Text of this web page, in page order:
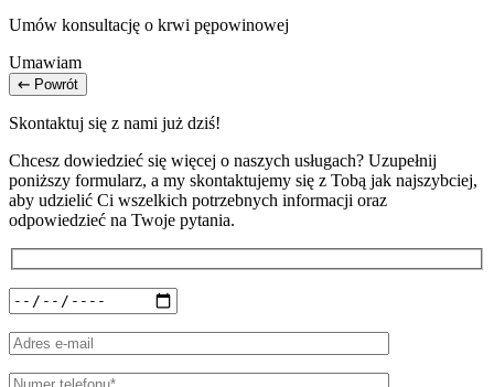
Umów konsultację o krwi pępowinowej
Umawiam
Powrót
Skontaktuj się z nami już dziś!
Chcesz dowiedzieć się więcej o naszych usługach? Uzupełnij
poniższy formularz, a my skontaktujemy się z Tobą jak najszybciej,
aby udzielić Ci wszelkich potrzebnych informacji oraz
odpowiedzieć na Twoje pytania.